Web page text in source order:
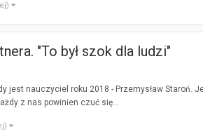
"To był szok dla ludzi"
nauczyciel roku 2018 - Przemysław Staroń.
z nas powinien czuć się...